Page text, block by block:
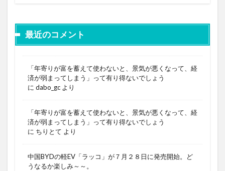
最近のコメント
「年寄りが富を蓄えて使わないと、景気が悪くなって、経
済が弱まってしまう」って有り得ないでしょう
に dabo_gc より
「年寄りが富を蓄えて使わないと、景気が悪くなって、経
済が弱まってしまう」って有り得ないでしょう
に ちりとて より
中国BYDの軽EV「ラッコ」が７月２８日に発売開始。ど
うなるか楽しみ～～。